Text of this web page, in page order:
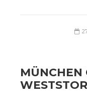
MÜNCHEN